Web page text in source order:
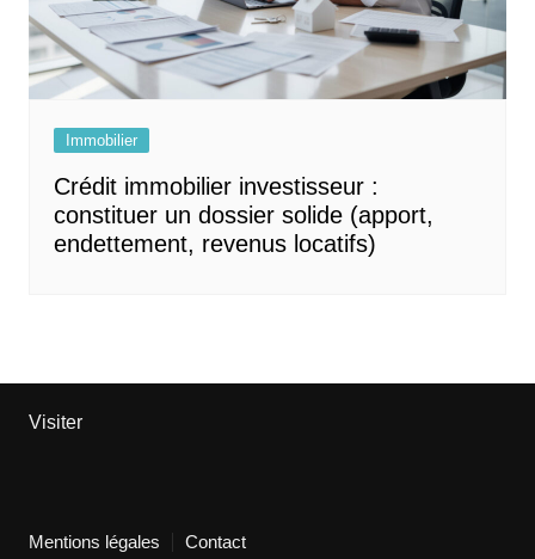
Immobilier
Crédit immobilier investisseur :
constituer un dossier solide (apport,
endettement, revenus locatifs)
Visiter
Mentions légales Contact